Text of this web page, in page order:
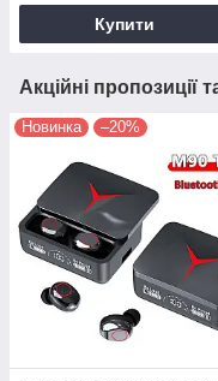
Купити
Акційні пропозиції
Новинка –20%